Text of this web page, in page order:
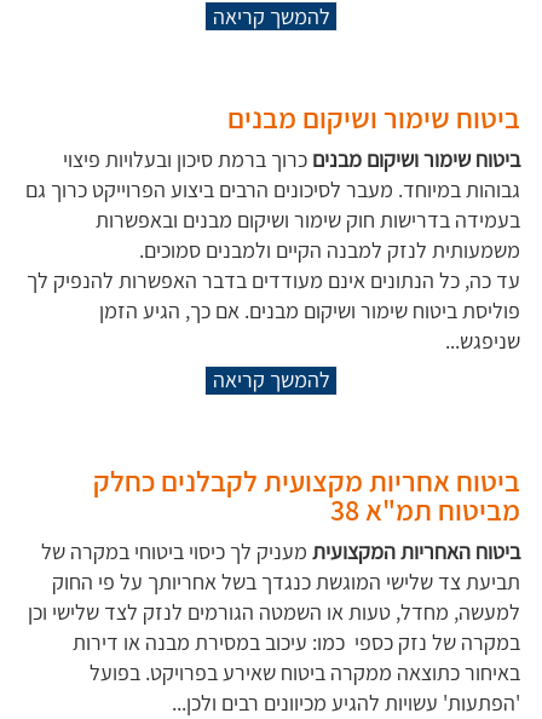
להמשך קריאה
ביטוח שימור ושיקום מבנים
ביטוח שימור ושיקום מבנים כרוך ברמת סיכון ובעלויות פיצוי
גבוהות במיוחד. מעבר לסיכונים הרבים ביצוע הפרוייקט כרוך גם
בעמידה בדרישות חוק שימור ושיקום מבנים ובאפשרות
משמעותית לנזק למבנה הקיים ולמבנים סמוכים.
עד כה, כל הנתונים אינם מעודדים בדבר האפשרות להנפיק לך
פוליסת ביטוח שימור ושיקום מבנים. אם כך, הגיע הזמן
שניפגש...
להמשך קריאה
ביטוח אחריות מקצועית לקבלנים כחלק
מביטוח תמ"א 38
ביטוח האחריות המקצועיתמעניק לך כיסוי ביטוחי במקרה של
תביעת צד שלישי המוגשת כנגדך בשל אחריותך על פי החוק
למעשה, מחדל, טעות או השמטה הגורמים לנזק לצד שלישי וכן
במקרה של נזק כספי כמו: עיכוב במסירת מבנה או דירות
באיחור כתוצאה ממקרה ביטוח שאירע בפרויקט. בפועל
'הפתעות' עשויות להגיע מכיוונים רבים ולכן...